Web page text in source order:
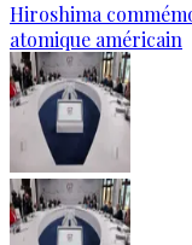
Hiroshima
atomique américain